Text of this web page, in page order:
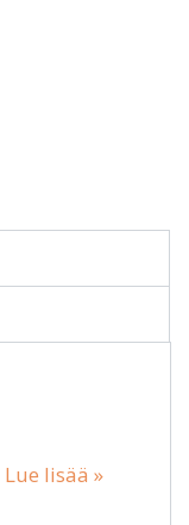
Lue lisää »